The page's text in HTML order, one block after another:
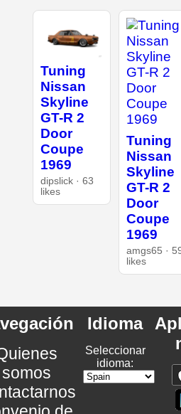
Tuning
Nissan
Skyline
GT-R 2
Door
Coupe
1969
dipslick · 63
likes
Tuning
Nissan
Skyline
GT-R 2
Door
Coupe
1969
amgs65 ·
likes
somos
Idioma
Seleccionar
idioma: